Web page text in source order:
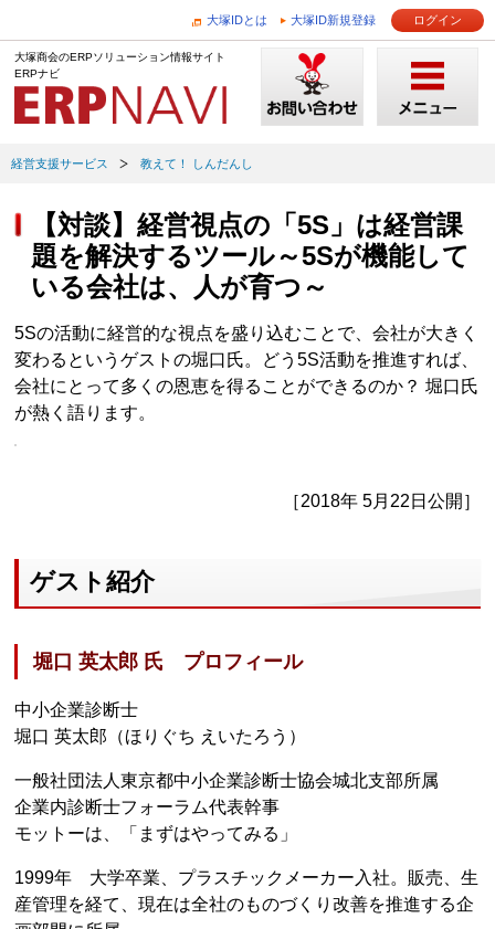
大塚IDとは 大塚ID新規登録 ログイン
大塚商会のERPソリューション情報サイト
ERPナビ
経営支援サービス 教えて！ しんだんし
【対談】経営視点の「5S」は経営課
題を解決するツール～5Sが機能して
いる会社は、人が育つ～
5Sの活動に経営的な視点を盛り込むことで、会社が大きく
変わるというゲストの堀口氏。どう5S活動を推進すれば、
会社にとって多くの恩恵を得ることができるのか？ 堀口氏
が熱く語ります。
［2018年 5月22日公開］
ゲスト紹介
堀口 英太郎 氏 プロフィール
中小企業診断士
堀口 英太郎（ほりぐち えいたろう）
一般社団法人東京都中小企業診断士協会城北支部所属
企業内診断士フォーラム代表幹事
モットーは、「まずはやってみる」
1999年 大学卒業、プラスチックメーカー入社。販売、生
産管理を経て、現在は全社のものづくり改善を推進する企